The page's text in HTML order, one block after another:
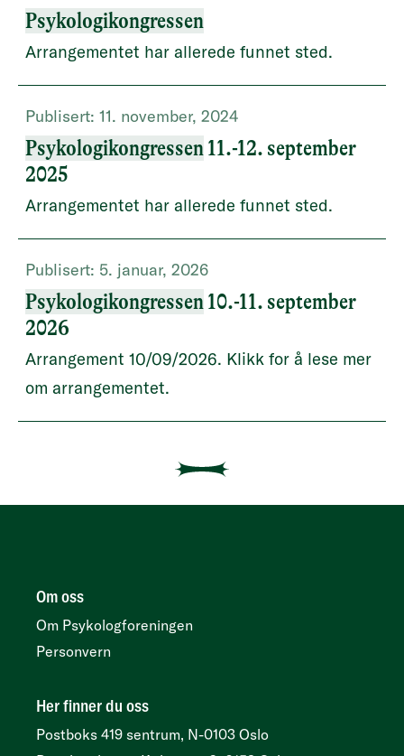
Psykologikongressen
Arrangementet har allerede funnet sted.
Publisert: 11. november, 2024
Psykologikongressen11.-12. september
2025
Arrangementet har allerede funnet sted.
Publisert: 5. januar, 2026
Psykologikongressen10.-11. september
2026
Arrangement 10/09/2026. Klikk for å lese mer
om arrangementet.
Om oss
Om Psykologforeningen
Personvern
Her finner du oss
Postboks 419 sentrum, N-0103 Oslo